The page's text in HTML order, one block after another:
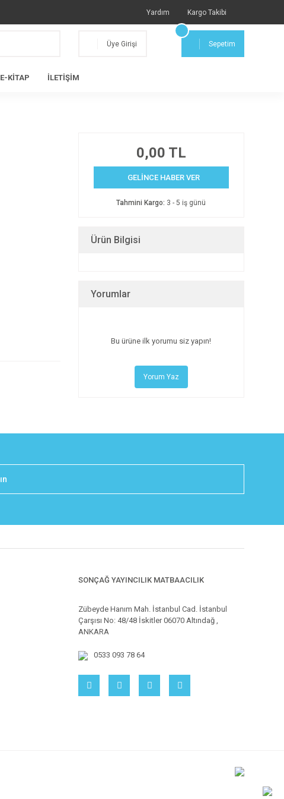
Yardım Kargo Takibi
Üye Girişi Sepetim
E-KİTAP İLETİŞİM
0,00 TL
GELİNCE HABER VER
Tahmini Kargo: 3 - 5 iş günü
Ürün Bilgisi
Yorumlar
Bu ürüne ilk yorumu siz yapın!
Yorum Yaz
SONÇAĞ YAYINCILIK MATBAACILIK
Zübeyde Hanım Mah. İstanbul Cad. İstanbul
Çarşısı No: 48/48 İskitler 06070 Altındağ ,
ANKARA
0533 093 78 64